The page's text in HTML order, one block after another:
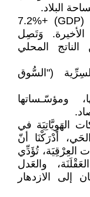
وَبَلغ مُتوسط ​​النُمو الاقتصادي السَّنوي (GDP) +7.2%
وَتَصِل
إلى 13٪ من الناتج المحلي
("السُّوق
ومؤسّـساتها
الهَوِيَّاتِيَة في
أَدْرَكْنَا أنّ
العِرْقِيَة، تُؤَدِّي
والعَدل
إلى الازدهار